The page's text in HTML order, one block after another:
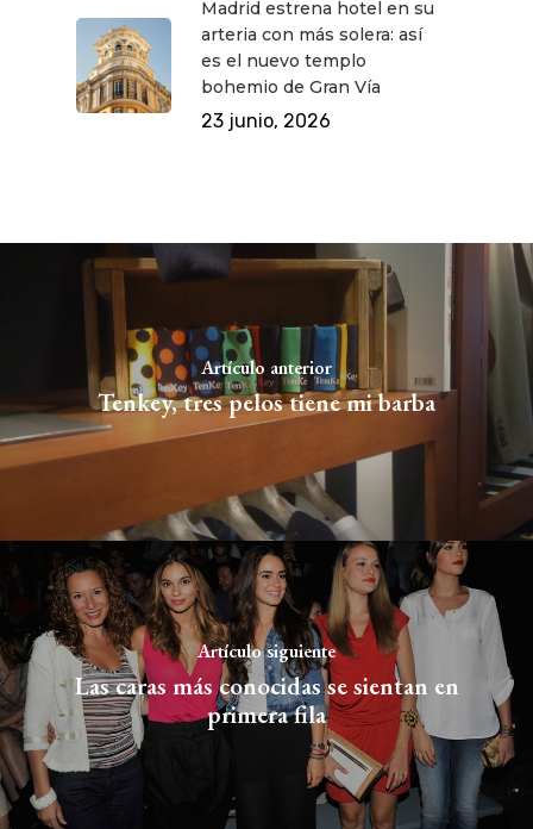
Madrid estrena hotel en su
arteria con más solera: así
es el nuevo templo
bohemio de Gran Vía
23 junio, 2026
Artículo anterior
Tenkey, tres pelos tiene mi barba
Artículo siguiente
Las caras más conocidas se sientan en
primera fila